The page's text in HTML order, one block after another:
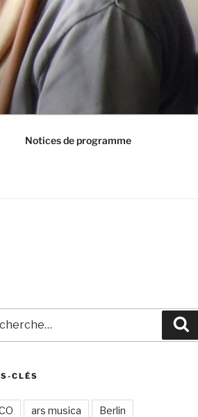
Notices de programme
CLÉS
ars musica Berlin